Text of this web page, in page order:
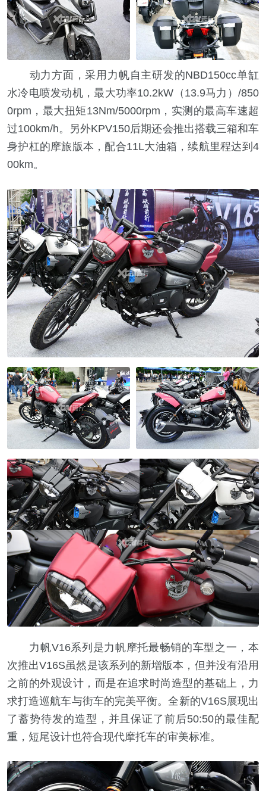
动力方面，采用力帆自主研发的NBD150cc单缸
水冷电喷发动机，最大功率10.2kW（13.9马力）/850
0rpm，最大扭矩13Nm/5000rpm，实测的最高车速超
过100km/h。另外KPV150后期还会推出搭载三箱和车
身护杠的摩旅版本，配合11L大油箱，续航里程达到4
00km。
力帆V16系列是力帆摩托最畅销的车型之一，本
次推出V16S虽然是该系列的新增版本，但并没有沿用
之前的外观设计，而是在追求时尚造型的基础上，力
求打造巡航车与街车的完美平衡。全新的V16S展现出
了蓄势待发的造型，并且保证了前后50:50的最佳配
重，短尾设计也符合现代摩托车的审美标准。